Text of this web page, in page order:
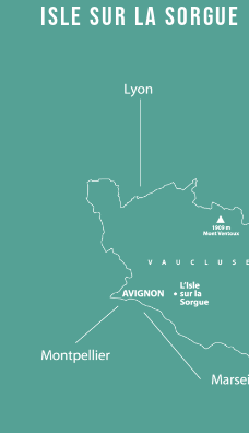
Isle sur la Sorgue